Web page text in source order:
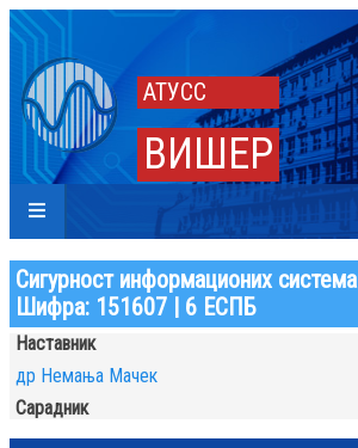
АТУСС
ВИШЕР
Сигурност информационих система
Шифра: 151607 | 6 ЕСПБ
Наставник
др Немања Мачек
Сарадник